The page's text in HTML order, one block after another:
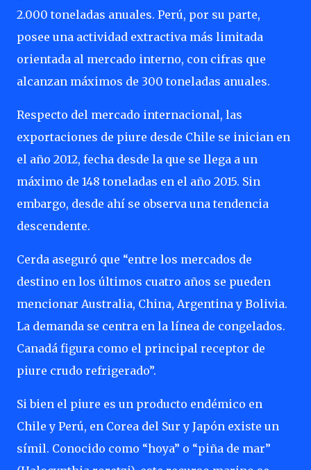
2.000 toneladas anuales. Perú, por su parte,
posee una actividad extractiva más limitada
orientada al mercado interno, con cifras que
alcanzan máximos de 300 toneladas anuales.
Respecto del mercado internacional, las
exportaciones de piure desde Chile se inician en
el año 2012, fecha desde la que se llega a un
máximo de 148 toneladas en el año 2015. Sin
embargo, desde ahí se observa una tendencia
descendente.
Cerda aseguró que “entre los mercados de
destino en los últimos cuatro años se pueden
mencionar Australia, China, Argentina y Bolivia.
La demanda se centra en la línea de congelados.
Canadá figura como el principal receptor de
piure crudo refrigerado”.
Si bien el piure es un producto endémico en
Chile y Perú, en Corea del Sur y Japón existe un
símil. Conocido como “hoya” o “piña de mar”